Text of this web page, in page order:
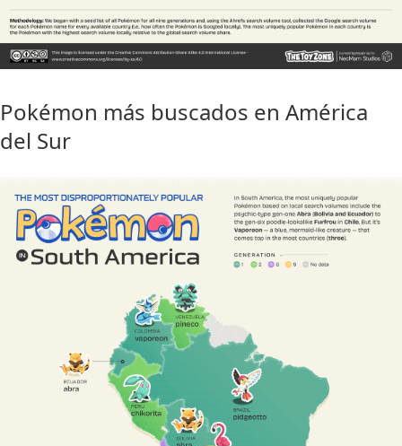
Pokémon más buscados en América
del Sur